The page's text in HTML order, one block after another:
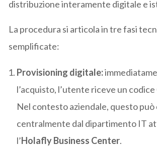
distribuzione interamente digitale e
La procedura si articola in tre fasi
semplificate:
Provisioning digitale:
l’acquisto, l’utente riceve un codice
Nel contesto aziendale, questo
centralmente dal dipartimento IT
l’Holafly Business Center.